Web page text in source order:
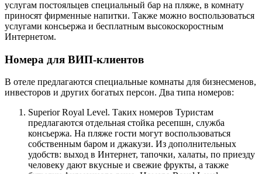
услугам постояльцев специальный бар на пляже, в комнату
приносят фирменные напитки. Также можно воспользоваться
услугами консьержа и бесплатным высокоскоростным
Интернетом.
Номера для ВИП-клиентов
В отеле предлагаются специальные комнаты для бизнесменов,
инвесторов и других богатых персон. Два типа номеров:
Superior Royal Level. Таких номеров Туристам
предлагаются отдельная стойка ресепшн, служба
консьержа. На пляже гости могут воспользоваться
собственным баром и джакузи. Из дополнительных
удобств: выход в Интернет, тапочки, халаты, по приезду
человеку дают вкусные и свежие фрукты, а также